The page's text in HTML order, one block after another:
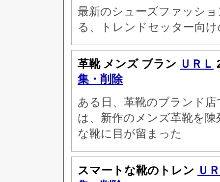
最新のシューズファッシ
る、トレンドセッター向
革靴 メンズ ブラン ＵＲＬ
集・削除
ある日、革靴のブランド
は、新作のメンズ革靴を
な靴に目が留まった
スマートな靴のトレン Ｕ